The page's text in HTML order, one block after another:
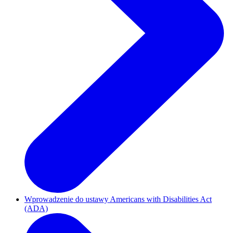
Wprowadzenie do ustawy Americans with Disabilities Act
(ADA)